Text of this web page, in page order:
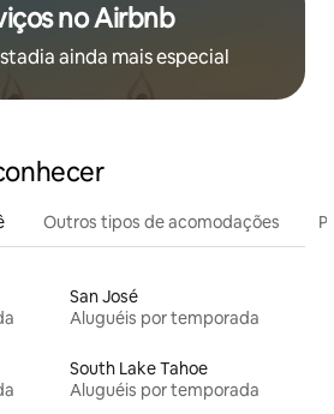
no Airbnb
ainda mais especial
Outros tipos de acomodações
San José
Aluguéis por temporada
South Lake Tahoe
Aluguéis por temporada